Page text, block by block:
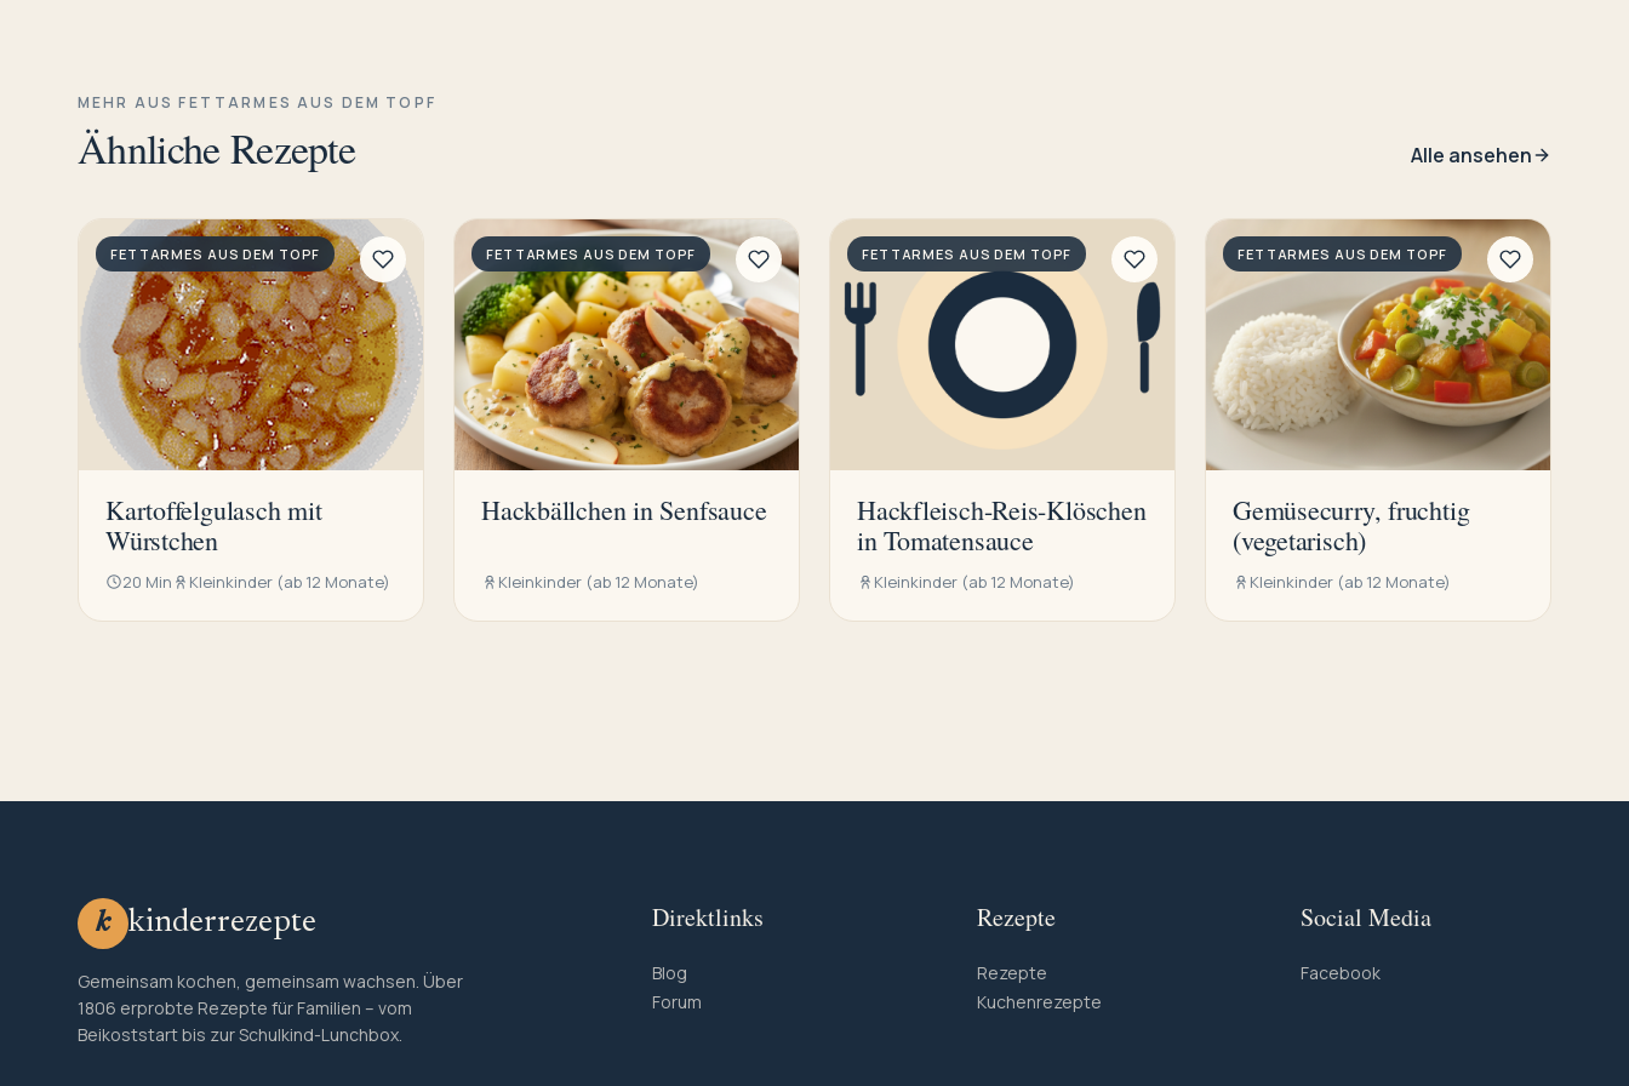
MEHR AUS FETTARMES AUS DEM TOPF
Ähnliche Rezepte Alle ansehen
FETTARMES AUS DEM TOPF
Kartoffelgulasch mit
Würstchen
20 Min Kleinkinder (ab 12 Monate)
FETTARMES AUS DEM TOPF
Hackbällchen in Senfsauce
Kleinkinder (ab 12 Monate)
FETTARMES AUS DEM TOPF
Hackfleisch-Reis-Klöschen
in Tomatensauce
Kleinkinder (ab 12 Monate)
FETTARMES AUS DEM TOPF
Gemüsecurry, fruchtig
(vegetarisch)
Kleinkinder (ab 12 Monate)
k kinderrezepte
Gemeinsam kochen, gemeinsam wachsen. Über
1806 erprobte Rezepte für Familien – vom
Beikoststart bis zur Schulkind-Lunchbox.
Direktlinks
Blog
Forum
Rezepte
Rezepte
Kuchenrezepte
Social Media
Facebook